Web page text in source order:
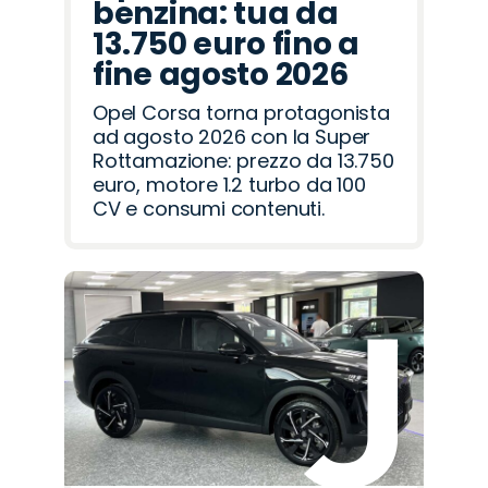
benzina: tua da
13.750 euro fino a
fine agosto 2026
Opel Corsa torna protagonista
ad agosto 2026 con la Super
Rottamazione: prezzo da 13.750
euro, motore 1.2 turbo da 100
CV e consumi contenuti.